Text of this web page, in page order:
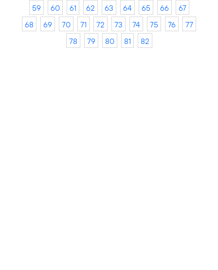
59
60 61 62 63 64 65 66
67
68
69 70 71 72 73 74 75 76
77
78
79 80 81 82